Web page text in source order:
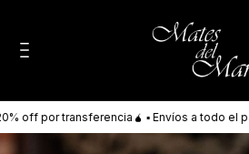
off por transferencia🧉 ▪ Envíos a todo el